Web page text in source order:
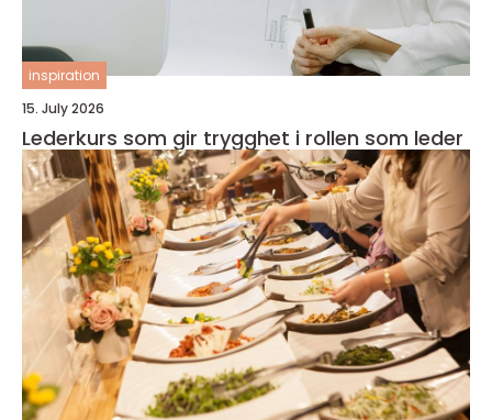
inspiration
15. July 2026
Lederkurs som gir trygghet i rollen som leder